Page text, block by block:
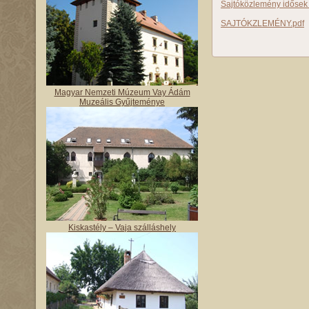
Magyar Nemzeti Múzeum Vay Ádám
Muzeális Gyűjteménye
Kiskastély – Vaja szálláshely
Sajtóközlemény
SAJTÓKZLEMÉNY.pdf